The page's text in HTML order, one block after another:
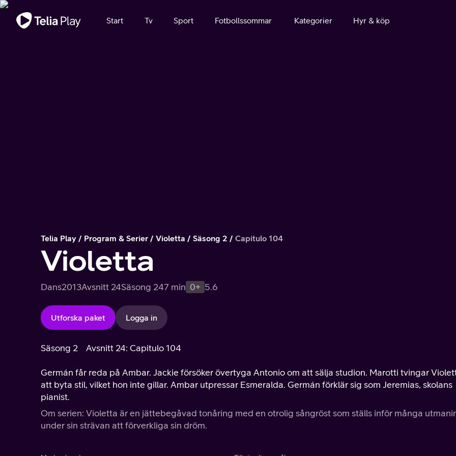
Viktigt meddelande
Start Tv Sport Fotbollssommar Kategorier Hyr & köp
Telia Play Program & Serier Violetta Säsong 2 Capitulo 104
Violetta
Dans2013Avsnitt 24Säsong 247 min 0+ 5.6
Utforska paket Logga in
Säsong 2 Avsnitt 24: Capitulo 104
Germán får reda på Ambar. Jackie försöker övertyga Antonio om att sälja studion. Marotti tvingar
att byta stil, vilket hon inte gillar. Ambar utpressar Esmeralda. Germán förklär sig som Jeremias, skolans
pianist.
Om serien: Violetta är en jättebegåvad tonåring med en otrolig sångröst som ställs inför många
under sin strävan att förverkliga sin dröm.